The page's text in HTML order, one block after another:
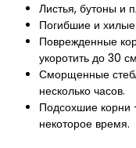
Листья, бутоны и
Погибшие и хилые
Поврежденные
укоротить до 30
Сморщенные
несколько часов.
Подсохшие корни
некоторое время.